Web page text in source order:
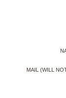
MAIL (WILL